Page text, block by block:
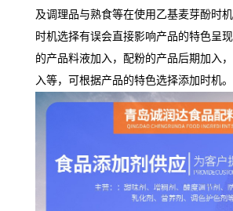
及调理品与熟食等在使用乙基麦芽酚时机
时机选择有误会直接影响产品的特色呈
的产品料液加入，配粉的产品后期加入
入等，可根据产品的特色选择添加时机。